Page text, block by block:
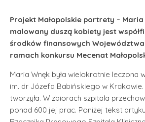
Projekt Małopolskie portrety –
malowany duszą kobiety jest
środków finansowych Województwa
ramach konkursu Mecenat
Maria Wnęk była wielokrotnie leczona
im. dr Józefa Babińskiego w
tworzyła. W zbiorach szpitala
ponad 600 jej prac. Poniżej tekst